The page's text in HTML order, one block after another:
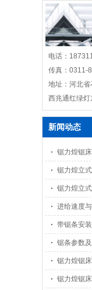
电话：
传真：0311-
地址：河北
西兆通红绿
新闻动态
锯力煌锯
锯力煌立
锯力煌立
进给速度
带锯条安
锯条参数
锯力煌锯
锯力煌锯